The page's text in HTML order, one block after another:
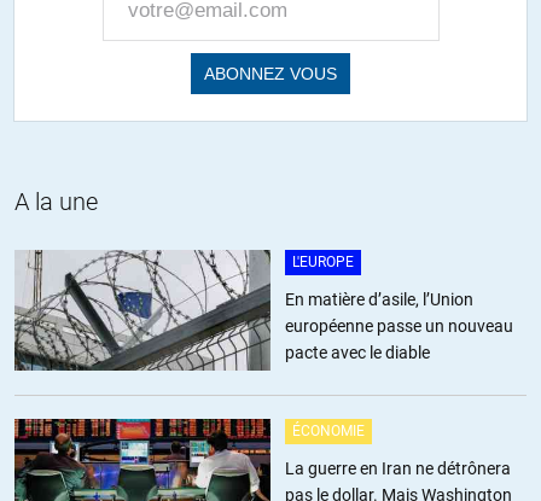
09.07.2018 à 09h00
Hodeida a t-elle disparu de la carte ? La coalition a t-elle éliminé la
Ont -il réussit , grâce au blocus du port , de faire mourir de faim les
populations locales ( objectif reconnu à demi-mot par nos chers
alliés saoudiens ) ? Si dans quelques temps nous voyons arriver dans
notre pays des flots de réfugiés Yéménites , il faudra penser à Manu
pour son implication dans ce génocide .
+12 ALERTER
Alfred//10.07.2018 à 20h41
A la une
L'EUROPE
En matière d’asile, l’Union
européenne passe un nouveau
pacte avec le diable
ÉCONOMIE
La guerre en Iran ne détrônera
pas le dollar. Mais Washington